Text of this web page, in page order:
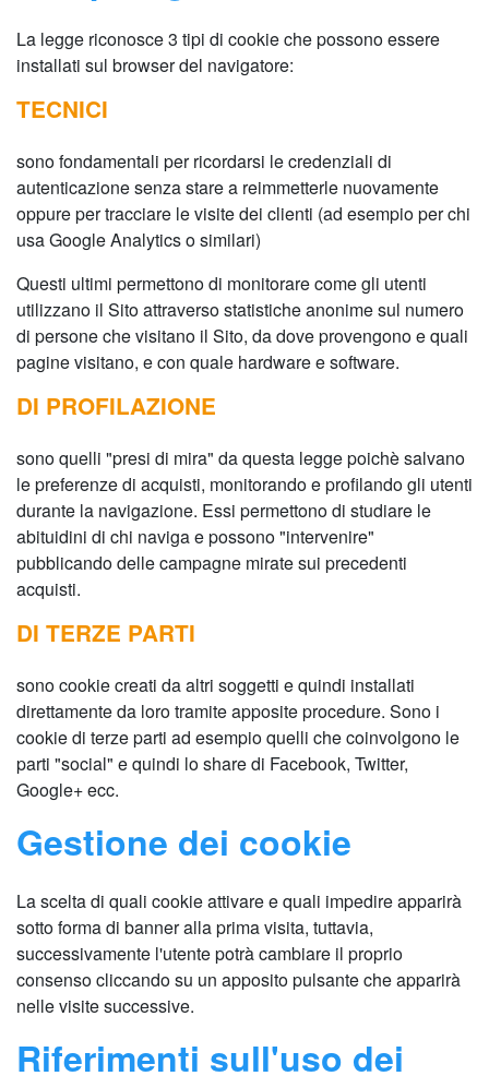
La legge riconosce 3 tipi di cookie che possono essere
installati sul browser del navigatore:
TECNICI
sono fondamentali per ricordarsi le credenziali di
autenticazione senza stare a reimmetterle nuovamente
oppure per tracciare le visite dei clienti (ad esempio per chi
usa Google Analytics o similari)
Questi ultimi permettono di monitorare come gli utenti
utilizzano il Sito attraverso statistiche anonime sul numero
di persone che visitano il Sito, da dove provengono e quali
pagine visitano, e con quale hardware e software.
DI PROFILAZIONE
sono quelli "presi di mira" da questa legge poichè salvano
le preferenze di acquisti, monitorando e profilando gli utenti
durante la navigazione. Essi permettono di studiare le
abituidini di chi naviga e possono "intervenire"
pubblicando delle campagne mirate sui precedenti
acquisti.
DI TERZE PARTI
sono cookie creati da altri soggetti e quindi installati
direttamente da loro tramite apposite procedure. Sono i
cookie di terze parti ad esempio quelli che coinvolgono le
parti "social" e quindi lo share di Facebook, Twitter,
Google+ ecc.
Gestione dei cookie
La scelta di quali cookie attivare e quali impedire apparirà
sotto forma di banner alla prima visita, tuttavia,
successivamente l'utente potrà cambiare il proprio
consenso cliccando su un apposito pulsante che apparirà
nelle visite successive.
Riferimenti sull'uso dei